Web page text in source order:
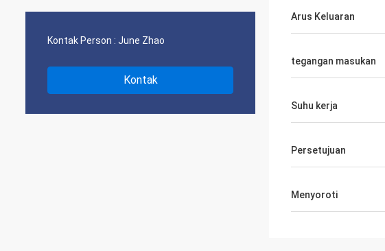
Kontak Person : June Zhao
Kontak
Arus Keluaran
tegangan masukan
Suhu kerja
Persetujuan
Menyoroti